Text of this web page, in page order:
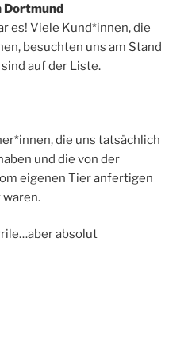
Dortmund
es! Viele Kund*innen, die
besuchten uns am Stand
auf der Liste.
die uns tatsächlich
und die von der
eigenen Tier anfertigen
waren.
absolut